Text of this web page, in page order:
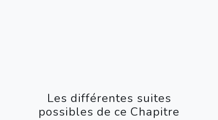
Les différentes suites
possibles de ce Chapitre